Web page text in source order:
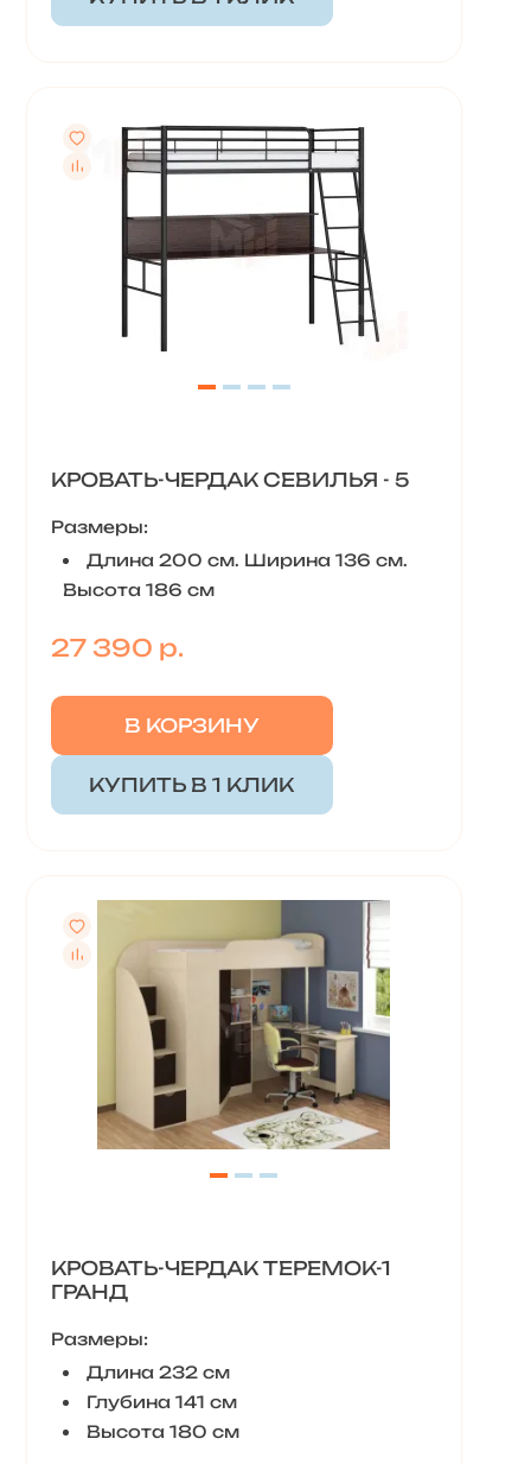
КРОВАТЬ-ЧЕРДАК СЕВИЛЬЯ - 5
Размеры:
Длина 200 см. Ширина 136 см.
Высота 186 см
27 390 р.
В КОРЗИНУ
КУПИТЬ В 1 КЛИК
КРОВАТЬ-ЧЕРДАК ТЕРЕМОК-1
ГРАНД
Размеры:
Длина 232 см
Глубина 141 см
Высота 180 см